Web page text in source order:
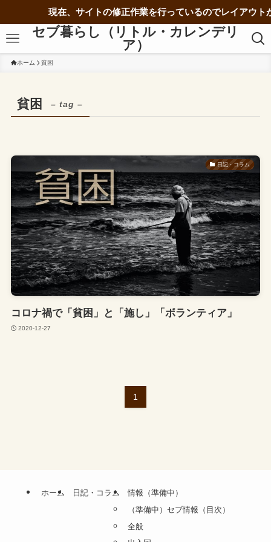
現在、サイトの修正作業を行っているのでレイアウト
セブ暮らし（リトル・カレンデリ
ア）
ホーム 貧困
貧困 – tag –
日記・コラム
コロナ禍で「貧困」と「施し」「ボランティア」
2020-12-27
1
ホーム 日記・コラム
情報（準備中）
（準備中）セブ情報（目次）
全般